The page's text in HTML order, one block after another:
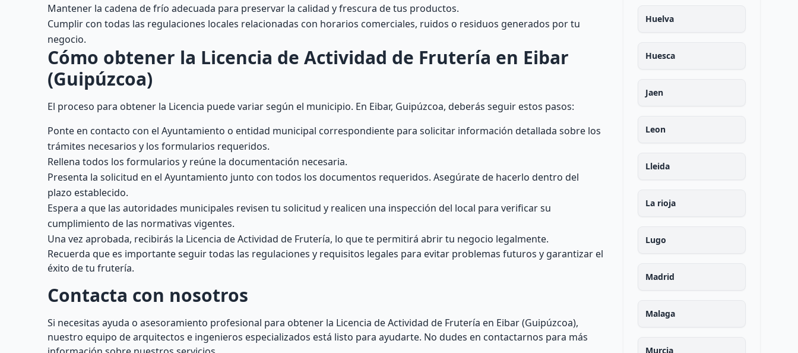
Mantener la cadena de frío adecuada para preservar la calidad y frescura de tus productos.
Cumplir con todas las regulaciones locales relacionadas con horarios comerciales, ruidos o residuos generados por tu
negocio.
Cómo obtener la Licencia de Actividad de Frutería en Eibar
(Guipúzcoa)
El proceso para obtener la Licencia puede variar según el municipio. En Eibar, Guipúzcoa, deberás seguir estos pasos:
Ponte en contacto con el Ayuntamiento o entidad municipal correspondiente para solicitar información detallada sobre los
trámites necesarios y los formularios requeridos.
Rellena todos los formularios y reúne la documentación necesaria.
Presenta la solicitud en el Ayuntamiento junto con todos los documentos requeridos. Asegúrate de hacerlo dentro del
plazo establecido.
Espera a que las autoridades municipales revisen tu solicitud y realicen una inspección del local para verificar su
cumplimiento de las normativas vigentes.
Una vez aprobada, recibirás la Licencia de Actividad de Frutería, lo que te permitirá abrir tu negocio legalmente.
Recuerda que es importante seguir todas las regulaciones y requisitos legales para evitar problemas futuros y garantizar el
éxito de tu frutería.
Contacta con nosotros
Si necesitas ayuda o asesoramiento profesional para obtener la Licencia de Actividad de Frutería en Eibar (Guipúzcoa),
nuestro equipo de arquitectos e ingenieros especializados está listo para ayudarte. No dudes en contactarnos para más
Huelva
Huesca
Jaen
Leon
Lleida
La rioja
Lugo
Madrid
Malaga
Murcia